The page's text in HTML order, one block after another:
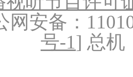
网安备：
号-1] 总机